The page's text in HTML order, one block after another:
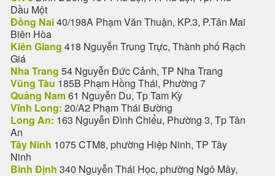
Dầu Một
Đồng Nai40/198A Phạm Văn Thuận, KP.3, P.Tân Mai
Biên Hòa
Kiên Giang 418 Nguyễn Trung Trực, Thành phố Rạch
Giá
Nha Trang 54 Nguyễn Đức Cảnh, TP Nha Trang
Vũng Tàu 185B Phạm Hồng Thái, Phường 7
Quảng Nam61 Nguyễn Du, Tp Tam Kỳ
Vĩnh Long: 20/A2 Phạm Thái Bường
Long An: 163 Nguyễn Đình Chiểu, Phường 3, Tp Tân
An
Tây Ninh 1075 CTM8, phường Hiệp Ninh, TP Tây
Ninh
Bình Định 340 Nguyễn Thái Học, phường Ngô Mây,